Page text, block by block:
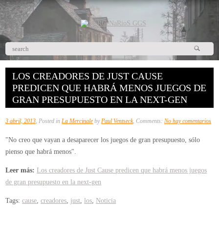
LOS CREADORES DE JUST CAUSE
PREDICEN QUE HABRÁ MENOS JUEGOS DE
GRAN PRESUPUESTO EN LA NEXT-GEN
3 abril, 2013, Posted inLa Mercinale byPaul Ventseck, Comments:No hay comentariosen
"No creo que vayan a desaparecer los juegos de gran presupuesto, sólo
pienso que habrá menos".
Leer más: Los creadores de Just Cause predicen que habrá menos juegos
de gran presupuesto en la next-gen
Tags:cause,creadores, just,los, Noticia